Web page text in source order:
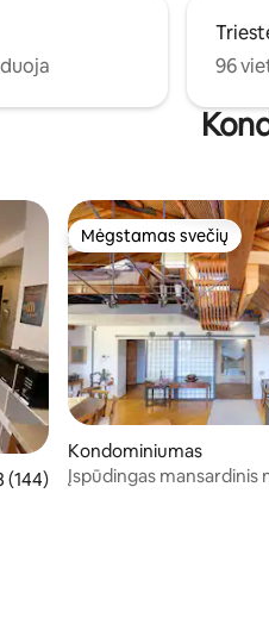
96
įvertinimas: 4,78 iš 5,
(144)
Mėgstamas svečių
Mėgstamas svečių
Kondominiumas
Įspūdingas mansardinis